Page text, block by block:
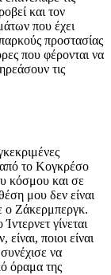
και τον
που έχει
προστασίας
που φέρονται να
τις
από το Κογκρέσο
κόσμου και σε
μου δεν είναι
ο Ζάκερμπεργκ.
γίνεται
ποιοι είναι
να
όραμα της